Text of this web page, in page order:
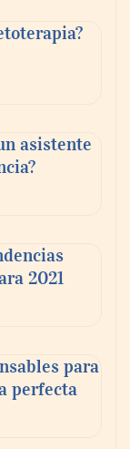
de
el
su
y
asistente
2021
para
perfecta